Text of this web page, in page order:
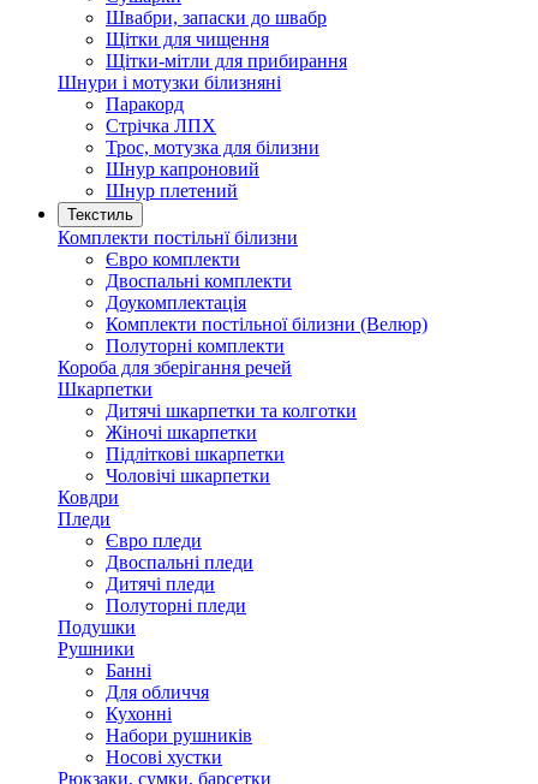
Швабри, запаски до швабр
Щітки для чищення
Щітки-мітли для прибирання
Шнури і мотузки білизняні
Паракорд
Стрічка ЛПХ
Трос, мотузка для білизни
Шнур капроновий
Шнур плетений
Текстиль
Комплекти постільнї білизни
Євро комплекти
Двоспальні комплекти
Доукомплектація
Комплекти постільної білизни (Велюр)
Полуторні комплекти
Короба для зберігання речей
Шкарпетки
Дитячі шкарпетки та колготки
Жіночі шкарпетки
Підліткові шкарпетки
Чоловічі шкарпетки
Ковдри
Пледи
Євро пледи
Двоспальні пледи
Дитячі пледи
Полуторні пледи
Подушки
Рушники
Банні
Для обличчя
Кухонні
Набори рушників
Носові хустки
Рюкзаки, сумки, барсетки